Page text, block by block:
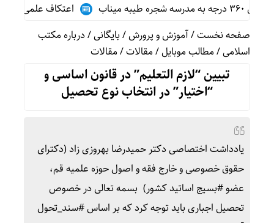
اعتکاف علمی بانوان
صفحه نخست/آموزش و پرورش/بایگانی/درباره مکتب
اسلامی/مطالب موبایل/مقالات/مقالات
تبیین “لازم التعلیم” در قانون اساسی و
“اختیار” در انتخاب نوع تحصیل
یادداشت اختصاصی دکتر حمیدرضا بهروزی زاد (دکترای
حقوق خصوصی و خارج فقه و اصول حوزه علمیه قم،
عضو #بسیج اساتید کشور) بسمه تعالی در خصوص
تحصیل اجباری باید توجه کرد که بر اساس #سند_تحول